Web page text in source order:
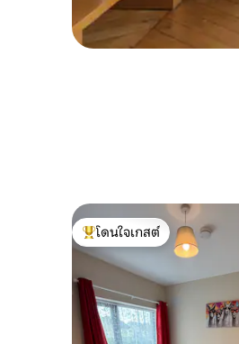
โดนใจเกสต์ที่สุด
โดนใจเกสต์